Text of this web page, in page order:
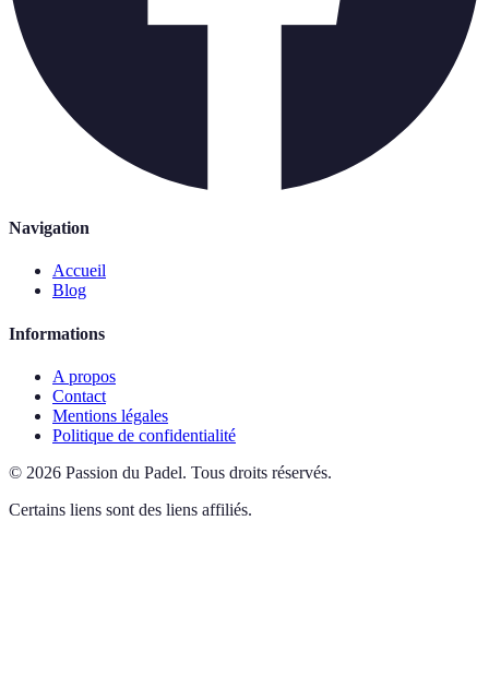
Navigation
Accueil
Blog
Informations
A propos
Contact
Mentions légales
Politique de confidentialité
© 2026 Passion du Padel. Tous droits réservés.
Certains liens sont des liens affiliés.